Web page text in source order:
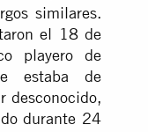
similares.
el 18 de
playero de
estaba de
desconocido,
durante 24